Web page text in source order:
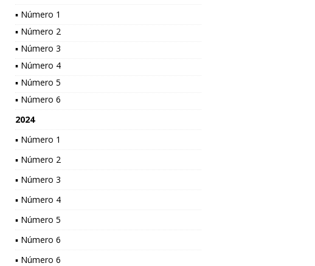
▪ Número 1
▪ Número 2
▪ Número 3
▪ Número 4
▪ Número 5
▪ Número 6
2024
▪ Número 1
▪ Número 2
▪ Número 3
▪ Número 4
▪ Número 5
▪ Número 6
▪ Número 6